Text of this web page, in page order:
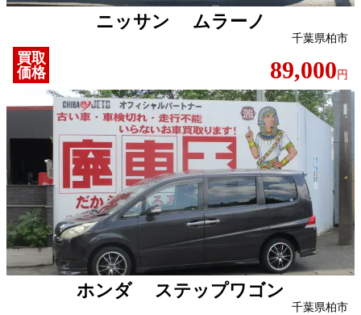
ニッサン ムラーノ
千葉県柏市
買取
価格
89,000 円
ホンダ ステップワゴン
千葉県柏市